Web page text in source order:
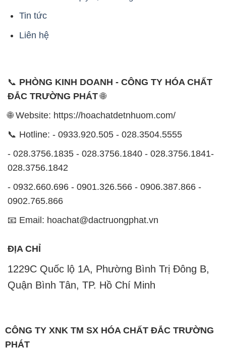
📞
PHÒNG KINH DOANH - CÔNG TY HÓA CHẤT
ĐẮC TRƯỜNG PHÁT
- 028.3756.1835 - 028.3756.1840 - 028.3756.1841-
0902.765.866
📧 Email: hoachat@dactruongphat.vn
ĐỊA CHỈ
1229C Quốc lộ 1A, Phường Bình Trị Đông B,
Quận Bình Tân, TP. Hồ Chí Minh
CÔNG TY XNK TM SX HÓA CHẤT ĐẮC TRƯỜNG
PHÁT
kinh doanh và phân phối các loại hóa chất công
nghiệp đa dạng, nhằm đáp ứng nhu cầu sử dụng của